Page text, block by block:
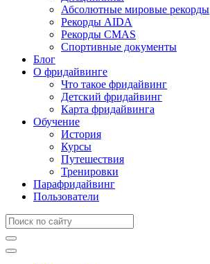
Абсолютные мировые рекорды
Рекорды AIDA
Рекорды CMAS
Спортивные документы
Блог
О фридайвинге
Что такое фридайвинг
Детский фридайвинг
Карта фридайвинга
Обучение
История
Курсы
Путешествия
Тренировки
Парафридайвинг
Пользователи